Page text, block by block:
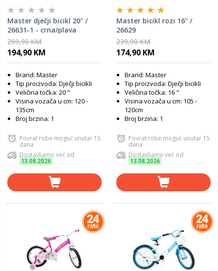
Master dječji bicikl 20" /
26631-1 - crna/plava
259,90 KM
194,90 KM
Brand: Master
Tip proizvoda: Dječji bicikli
Veličina točka: 20 "
Visina vozača u cm: 120 -
135cm
Broj brzina: 1
Povrat robe moguć unutar 15
dana
Dostavljamo već od
13.08.2026
Master bicikl rozi 16" /
26629
239,90 KM
174,90 KM
Brand: Master
Tip proizvoda: Dječji bicikli
Veličina točka: 16 "
Visina vozača u cm: 105 -
120cm
Broj brzina: 1
Povrat robe moguć unutar 15
dana
Dostavljamo već od
13.08.2026